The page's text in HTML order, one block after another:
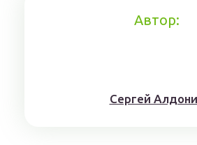
Автор:
Сергей